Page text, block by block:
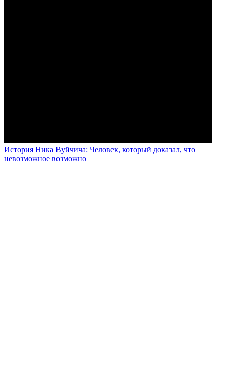
История Ника Вуйчича: Человек, который доказал, что
невозможное возможно